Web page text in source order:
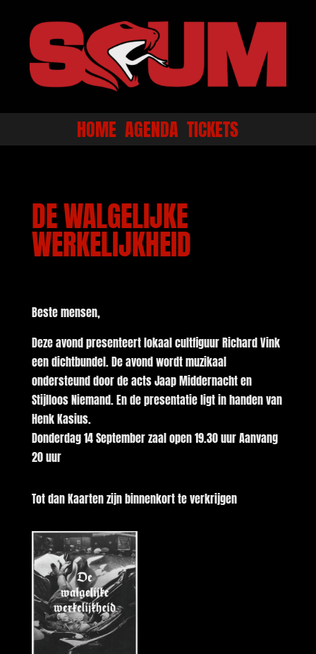
HOME AGENDA TICKETS
DE WALGELIJKE
WERKELIJKHEID
Beste mensen,
Deze avond presenteert lokaal cultfiguur Richard Vink
een dichtbundel. De avond wordt muzikaal
ondersteund door de acts Jaap Middernacht en
Stijlloos Niemand. En de presentatie ligt in handen van
Henk Kasius.
Donderdag 14 September zaal open 19.30 uur Aanvang
20 uur
Tot dan Kaarten zijn binnenkort te verkrijgen